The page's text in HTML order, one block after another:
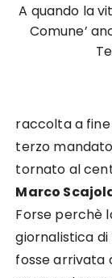
A quando la
Comune’
raccolta a
terzo
tornato al
Marco
Forse perchè
giornalistica di
fosse arrivata